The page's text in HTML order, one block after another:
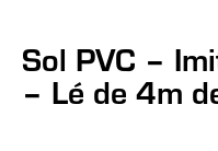
Sol PVC –
– Lé de 4m